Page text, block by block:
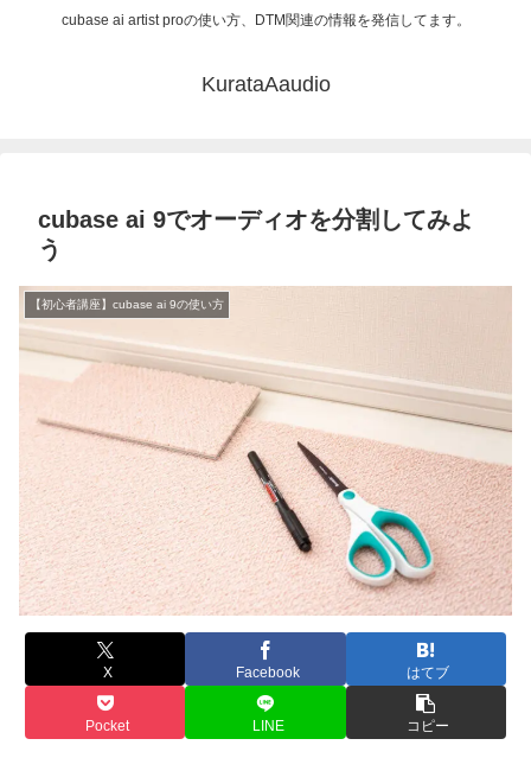
cubase ai artist proの使い方、DTM関連の情報を発信してます。
KurataAaudio
cubase ai 9でオーディオを分割してみよ
う
【初心者講座】cubase ai 9の使い方
X Facebook はてブ
Pocket LINE コピー